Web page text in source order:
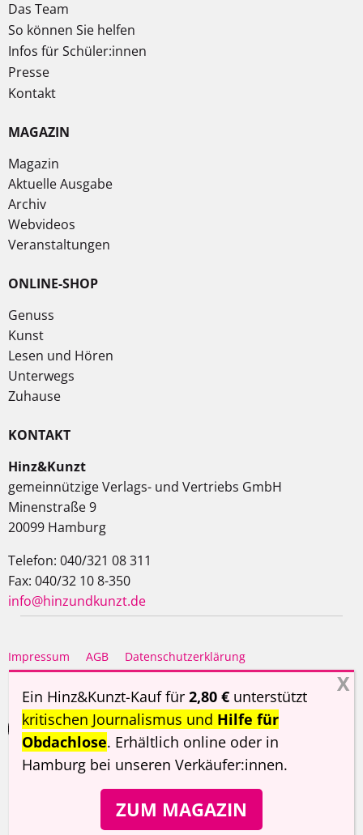
Das Team
So können Sie helfen
Infos für Schüler:innen
Presse
Kontakt
MAGAZIN
Magazin
Aktuelle Ausgabe
Archiv
Webvideos
Veranstaltungen
ONLINE-SHOP
Genuss
Kunst
Lesen und Hören
Unterwegs
Zuhause
KONTAKT
Hinz&Kunzt
gemeinnützige Verlags- und Vertriebs GmbH
Minenstraße 9
20099 Hamburg
Telefon: 040/321 08 311
Fax: 040/32 10 8-350
info@hinzundkunzt.de
Impressum AGB
Datenschutzerklärung
Ein Hinz&Kunzt-Kauf für2,80 € unterstützt
kritischen Journalismus und Hilfe für
Obdachlose. Erhältlich online oder in
Hamburg bei unseren Verkäufer:innen.
ZUM MAGAZIN